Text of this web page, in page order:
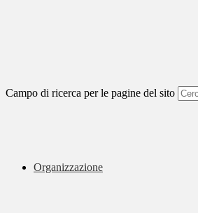
Campo di ricerca per le pagine del sito
Organizzazione